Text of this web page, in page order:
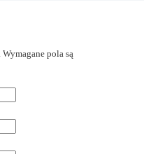
Wymagane pola są